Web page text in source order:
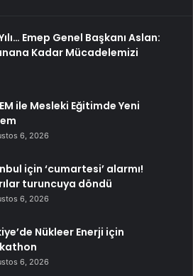
Emep Genel Başkanı Aslan:
Kadar Mücadelemizi
ile Mesleki Eğitimde Yeni
6, 2026
için ‘cumartesi’ alarmı!
turuncuya döndü
6, 2026
Nükleer Enerji için
6, 2026